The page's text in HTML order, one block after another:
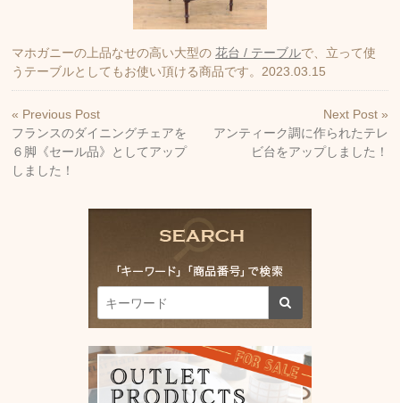
マホガニーの上品なせの高い大型の花台 / テーブルで、立って使
うテーブルとしてもお使い頂ける商品です。2023.03.15
« Previous Post
フランスのダイニングチェアを
６脚《セール品》としてアップ
しました！
Next Post »
アンティーク調に作られたテレ
ビ台をアップしました！